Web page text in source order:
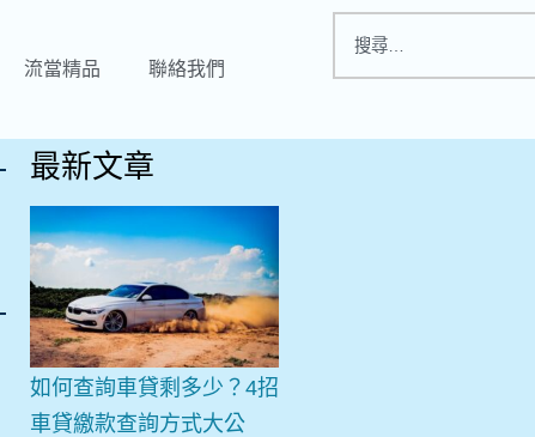
流當精品 聯絡我們
最新文章
如何查詢車貸剩多少？4招
車貸繳款查詢方式大公